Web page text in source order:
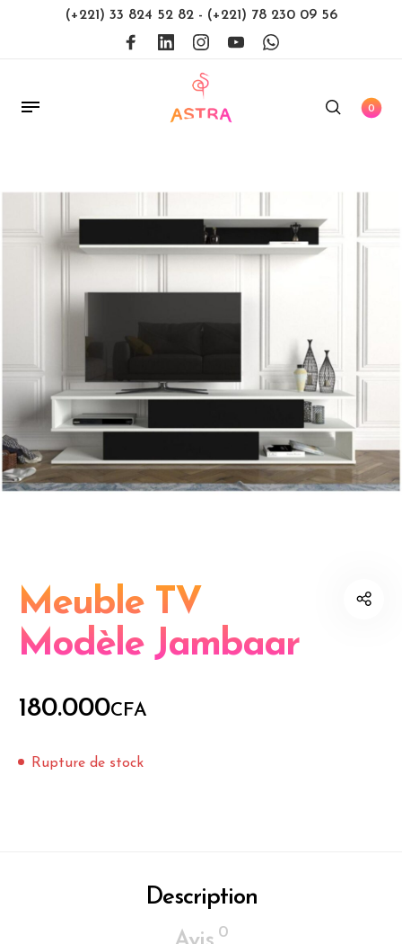
(+221) 33 824 52 82 - (+221) 78 230 09 56
0
Meuble TV
Modèle Jambaar
180.000CFA
Rupture de stock
Description
0